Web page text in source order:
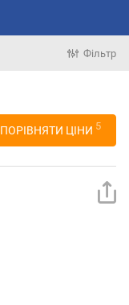
Фільтр
ПОРІВНЯТИ ЦІНИ 5